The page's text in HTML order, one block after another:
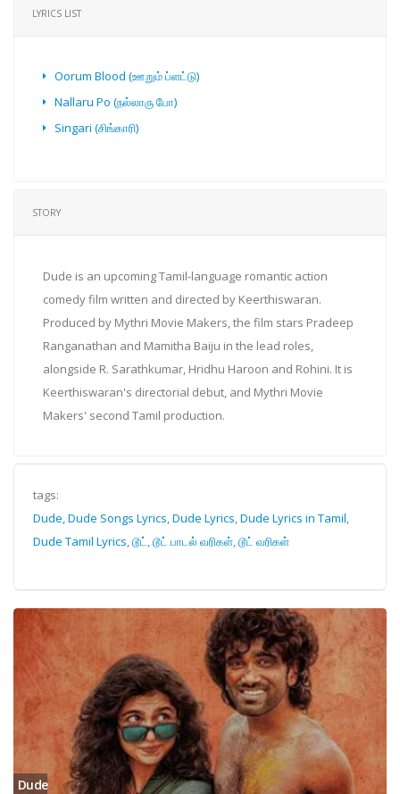
LYRICS LIST
Oorum Blood (ஊறும் ப்ளட்டு)
Nallaru Po (நல்லாரு போ)
Singari (சிங்காரி)
STORY
Dude is an upcoming Tamil-language romantic action
comedy film written and directed by Keerthiswaran.
Produced by Mythri Movie Makers, the film stars Pradeep
Ranganathan and Mamitha Baiju in the lead roles,
alongside R. Sarathkumar, Hridhu Haroon and Rohini. It is
Keerthiswaran's directorial debut, and Mythri Movie
Makers' second Tamil production.
tags:
Dude, Dude Songs Lyrics,Dude Lyrics,Dude Lyrics in Tamil,
Dude Tamil Lyrics,டூட்,டூட் பாடல் வரிகள்,டூட் வரிகள்
Dude